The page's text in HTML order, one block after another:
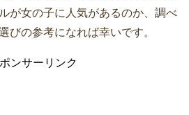
が女の子に人気があるのか、調べ
びの参考になれば幸いです。
ンサーリンク